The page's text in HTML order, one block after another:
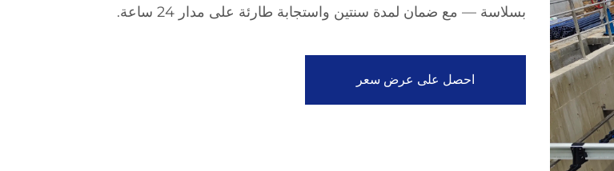
بسلاسة — مع ضمان لمدة سنتين واستجابة طارئة على مدار 24 ساعة.
احصل على عرض سعر